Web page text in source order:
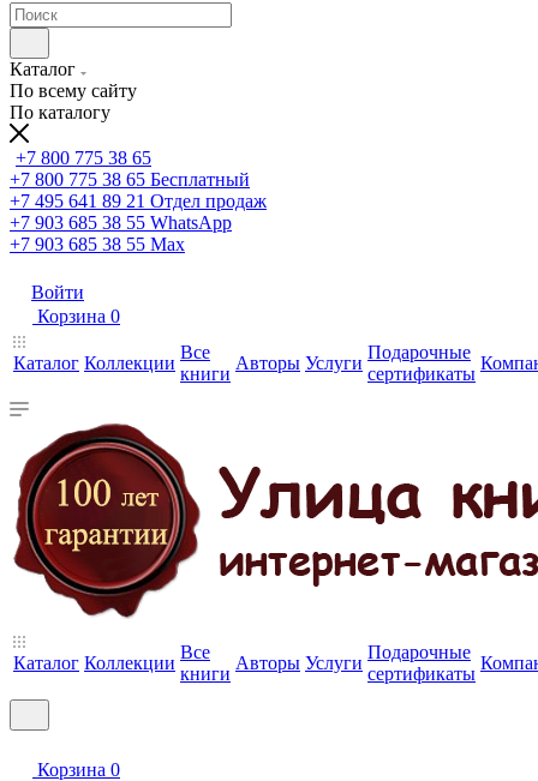
Каталог
По всему сайту
По каталогу
+7 800 775 38 65
+7 800 775 38 65 Бесплатный
+7 495 641 89 21 Отдел продаж
+7 903 685 38 55 WhatsApp
+7 903 685 38 55 Max
Войти
Корзина 0
Каталог Коллекции
Все
книги
Авторы Услуги
Подарочные
сертификаты
Каталог Коллекции
Все
книги
Авторы Услуги
Подарочные
сертификаты
Корзина 0